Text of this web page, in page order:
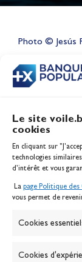
Le site
cookies
En cliquant sur
technologies
d’intérêt et vous
La page Politique
vous permet de
Cookies
Cookies
Photo © Jesús
Jeux